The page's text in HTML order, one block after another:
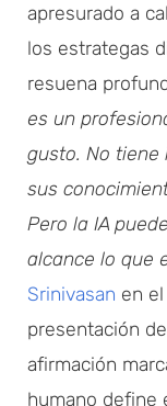
apresurado a
los estrategas
resuena
es un
gusto. No tiene
sus
Pero la IA
alcance lo que
Srinivasan en
presentación
afirmación
humano define